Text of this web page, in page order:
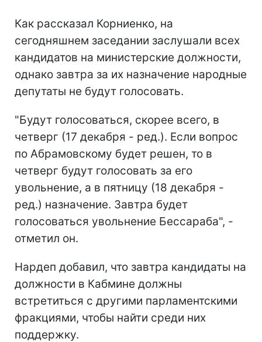
Как рассказал Корниенко, на
сегодняшнем заседании заслушали всех
кандидатов на министерские должности,
однако завтра за их назначение народные
депутаты не будут голосовать.
"Будут голосоваться, скорее всего, в
четверг (17 декабря - ред.). Если вопрос
по Абрамовскому будет решен, то в
четверг будут голосовать за его
увольнение, а в пятницу (18 декабря -
ред.) назначение. Завтра будет
голосоваться увольнение Бессараба", -
отметил он.
Нардеп добавил, что завтра кандидаты на
должности в Кабмине должны
встретиться с другими парламентскими
фракциями, чтобы найти среди них
поддержку.